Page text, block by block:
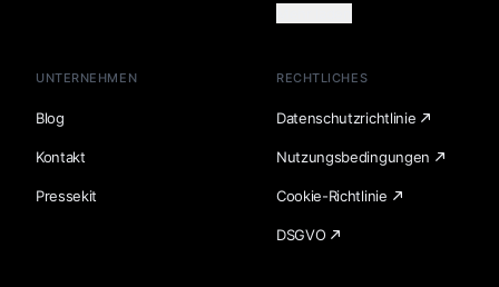
UNTERNEHMEN
Blog
Kontakt
Pressekit
RECHTLICHES
Datenschutzrichtlinie
Nutzungsbedingungen
Cookie-Richtlinie
DSGVO